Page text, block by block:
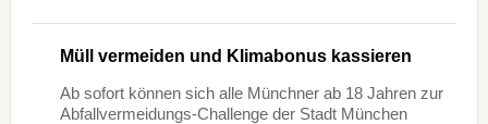
Müll vermeiden und Klimabonus kassieren
Ab sofort können sich alle Münchner ab 18 Jahren zur
Abfallvermeidungs-Challenge der Stadt München